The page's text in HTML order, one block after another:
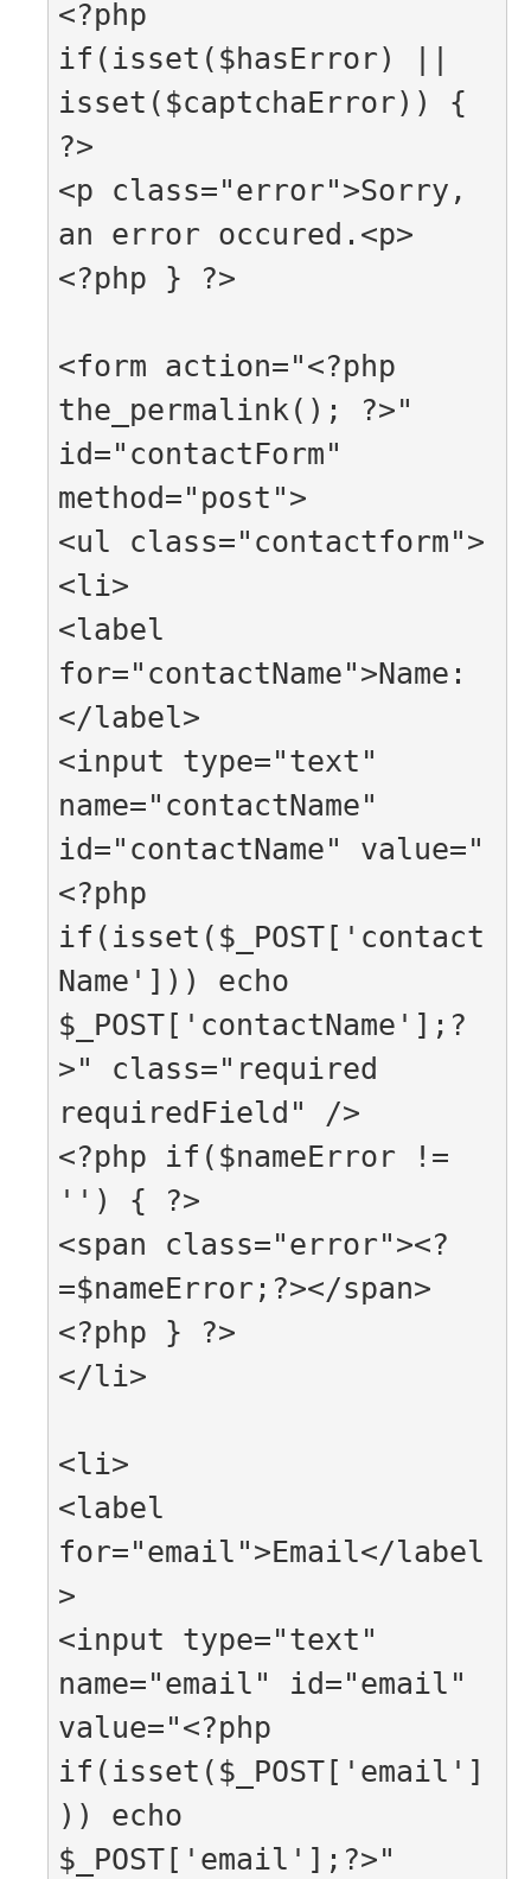
<?php
if(isset($hasError) ||
isset($captchaError)) {
?>
<p class="error">Sorry,
an error occured.<p>
<?php } ?>
<form action="<?php
the_permalink(); ?>"
id="contactForm"
method="post">
<ul class="contactform">
<li>
<label
for="contactName">Name:
</label>
<input type="text"
name="contactName"
id="contactName" value="
<?php
if(isset($_POST['contact
Name'])) echo
$_POST['contactName'];?
>" class="required
requiredField" />
<?php if($nameError !=
'') { ?>
<span class="error"><?
=$nameError;?></span>
<?php } ?>
</li>
<li>
<label
for="email">Email</label
>
<input type="text"
name="email" id="email"
value="<?php
if(isset($_POST['email']
)) echo
$_POST['email'];?>"